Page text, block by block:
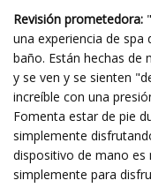
Revisión prometedora:
una experiencia de spa
baño. Están hechas de
y se ven y se sienten
increíble con una
Fomenta estar de pie
simplemente
dispositivo de mano
simplemente para